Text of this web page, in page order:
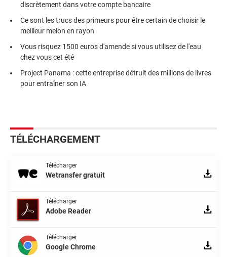
discrètement dans votre compte bancaire
Ce sont les trucs des primeurs pour être certain de choisir le
meilleur melon en rayon
Vous risquez 1500 euros d'amende si vous utilisez de l'eau
chez vous cet été
Project Panama : cette entreprise détruit des millions de livres
pour entraîner son IA
TÉLÉCHARGEMENT
Télécharger
Wetransfer gratuit
Télécharger
Adobe Reader
Télécharger
Google Chrome